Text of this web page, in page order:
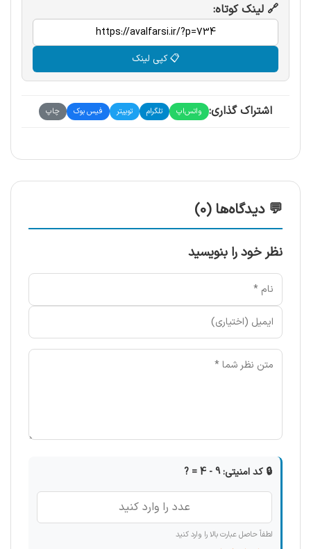
🔗 لینک کوتاه:
📋 کپی لینک
اشتراک گذاری: واتس‌اپ تلگرام توییتر فیس بوک چاپ
💬 دیدگاه‌ها (0)
نظر خود را بنویسید
🔒 کد امنیتی: 9 - 4 = ?
لطفاً حاصل عبارت بالا را وارد کنید